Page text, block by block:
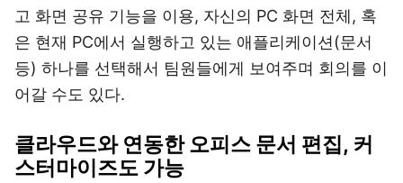
고 화면 공유 기능을 이용, 자신의 PC 화면 전체, 혹
은 현재 PC에서 실행하고 있는 애플리케이션(문서
등) 하나를 선택해서 팀원들에게 보여주며 회의를 이
어갈 수도 있다.
클라우드와 연동한 오피스 문서 편집, 커
스터마이즈도 가능